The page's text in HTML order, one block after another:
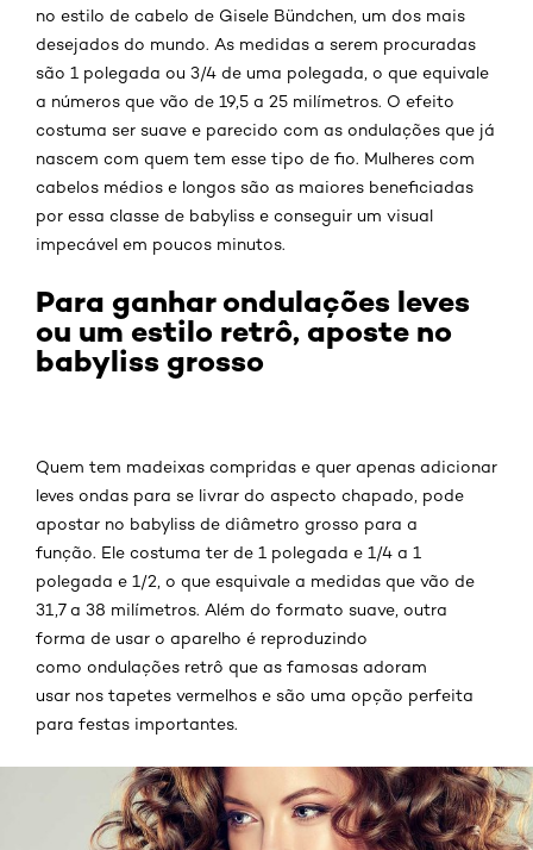
no estilo de cabelo de Gisele Bündchen, um dos mais
desejados do mundo. As medidas a serem procuradas
são 1 polegada ou 3/4 de uma polegada, o que equivale
a números que vão de 19,5 a 25 milímetros. O efeito
costuma ser suave e parecido com as ondulações que já
nascem com quem tem esse tipo de fio. Mulheres com
cabelos médios e longos são as maiores beneficiadas
por essa classe de babyliss e conseguir um visual
impecável em poucos minutos.
Para ganhar ondulações leves
ou um estilo retrô, aposte no
babyliss grosso
Quem tem madeixas compridas e quer apenas adicionar
leves ondas para se livrar do aspecto chapado, pode
apostar no babyliss de diâmetro grosso para a
função. Ele costuma ter de 1 polegada e 1/4 a 1
polegada e 1/2, o que esquivale a medidas que vão de
31,7 a 38 milímetros. Além do formato suave, outra
forma de usar o aparelho é reproduzindo
como ondulações retrô que as famosas adoram
usar nos tapetes vermelhos e são uma opção perfeita
para festas importantes.